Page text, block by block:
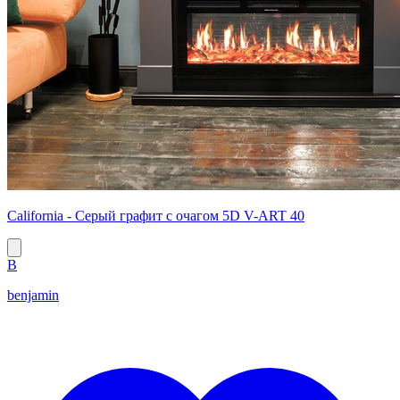
California - Серый графит с очагом 5D V-ART 40
B
benjamin